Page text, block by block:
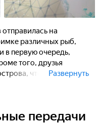
на
различных рыб,
в первую очередь,
того, друзья
чтобыРазвернуть
передачи